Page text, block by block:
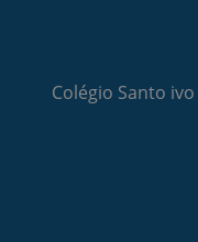
Colégio Santo ivo